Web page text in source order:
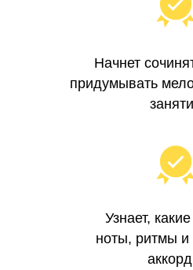
Начнет
придумывать
Узнает,
ноты, ритмы и